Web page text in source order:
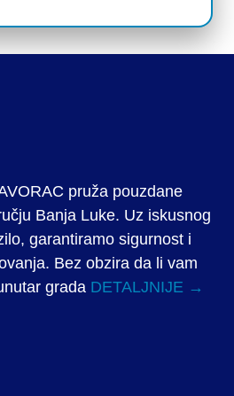
pruža pouzdane
Banja Luke. Uz iskusnog
garantiramo sigurnost i
Bez obzira da li vam
grada DETALJNIJE →